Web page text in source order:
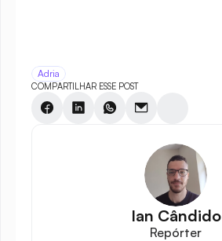
Adria
COMPARTILHAR ESSE POST
Ian Cândido
Repórter